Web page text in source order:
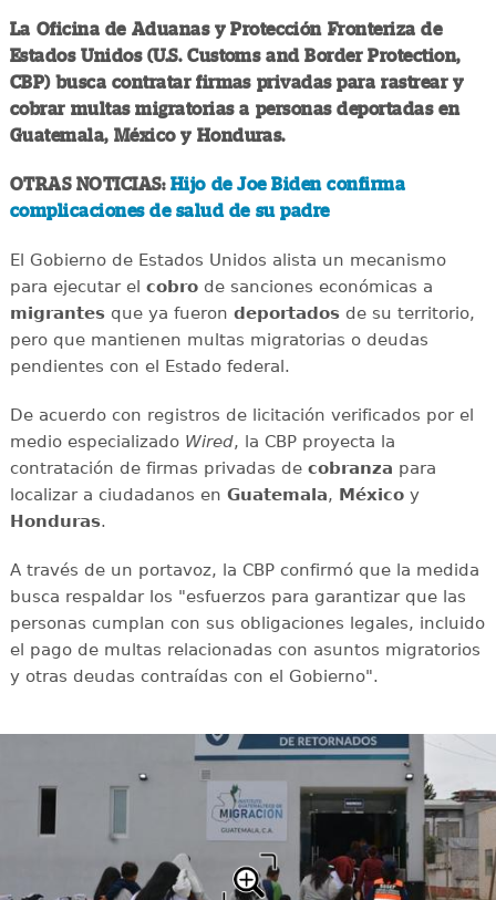
La Oficina de Aduanas y Protección Fronteriza de
Estados Unidos (U.S. Customs and Border Protection,
CBP) busca contratar firmas privadas para rastrear y
cobrar multas migratorias a personas deportadas en
Guatemala, México y Honduras.
OTRAS NOTICIAS:Hijo de Joe Biden confirma
complicaciones de salud de su padre
El Gobierno de Estados Unidos alista un mecanismo
para ejecutar el cobrode sanciones económicas a
migrantesque ya fueron deportadosde su territorio,
pero que mantienen multas migratorias o deudas
pendientes con el Estado federal.
De acuerdo con registros de licitación verificados por el
medio especializado Wired, la CBP proyecta la
contratación de firmas privadas de cobranza para
localizar a ciudadanos en Guatemala, Méxicoy
Honduras.
A través de un portavoz, la CBP confirmó que la medida
busca respaldar los "esfuerzos para garantizar que las
personas cumplan con sus obligaciones legales, incluido
el pago de multas relacionadas con asuntos migratorios
y otras deudas contraídas con el Gobierno".